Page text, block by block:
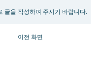
글을 작성하여 주시기 바랍니다.
이전 화면